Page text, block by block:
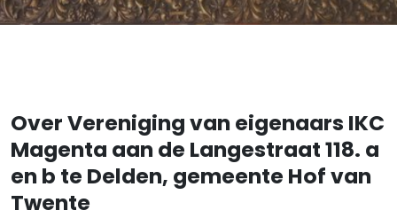
Over Vereniging van eigenaars IKC
Magenta aan de Langestraat 118. a
en b te Delden, gemeente Hof van
Twente